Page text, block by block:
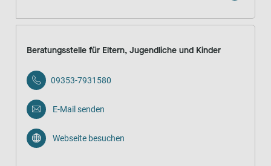
Beratungsstelle für Eltern, Jugendliche und Kinder
09353-7931580
E-Mail senden
Webseite besuchen